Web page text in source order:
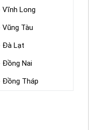
Vĩnh Long
Vũng Tàu
Đà Lạt
Đồng Nai
Đồng Tháp